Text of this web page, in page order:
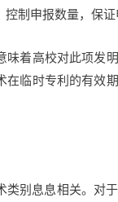
制申报数量，保
味着高校对此项发
在临时专利的有效
类别息息相关。对